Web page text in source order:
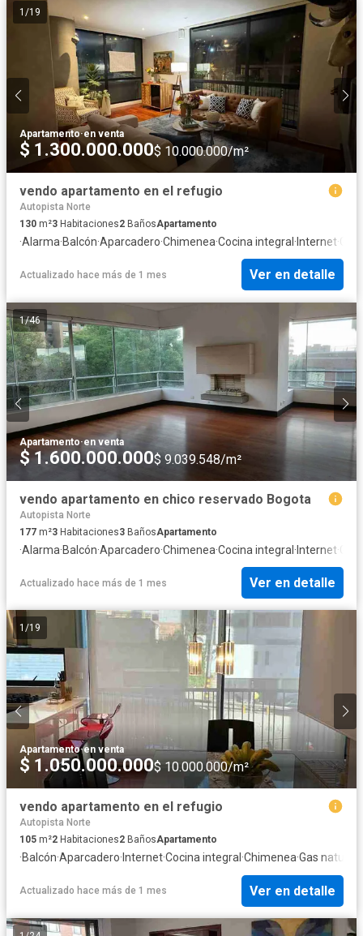
1 /19
Apartamento·en venta
$ 1.300.000.000$ 10.000.000/m²
vendo apartamento en el refugio
Autopista Norte
130 m²3 Habitaciones2 BañosApartamento
·Alarma·Balcón·Aparcadero·Chimenea·Cocina integral · Internet·
Actualizado hace más de 1 mes Ver en detalle
1/46
Apartamento·en venta
$ 1.600.000.000$ 9.039.548/m²
vendo apartamento en chico reservado Bogota
Autopista Norte
177 m²3 Habitaciones3 BañosApartamento
·Alarma·Balcón·Aparcadero·Chimenea·Cocina integral · Internet·
Actualizado hace más de 1 mes Ver en detalle
1 /19
Apartamento·en venta
$ 1.050.000.000$ 10.000.000/m²
vendo apartamento en el refugio
Autopista Norte
105 m²2 Habitaciones2 BañosApartamento
·Balcón·Aparcadero· Internet·Cocina integral ·Chimenea·Gas natural
Actualizado hace más de 1 mes Ver en detalle